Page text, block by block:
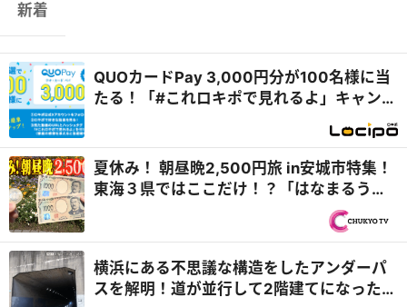
新着
QUOカードPay 3,000円分が100名様に当
たる！「#これロキポで見れるよ」キャンペ
夏休み！ 朝昼晩2,500円旅 in安城市特集！
東海３県ではここだけ！？「はなまるうど
横浜にある不思議な構造をしたアンダーパ
スを解明！道が並行して2階建てになったワ